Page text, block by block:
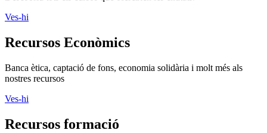
Ves-hi
Recursos Econòmics
Banca ètica, captació de fons, economia solidària i molt més als
nostres recursos
Ves-hi
Recursos formació